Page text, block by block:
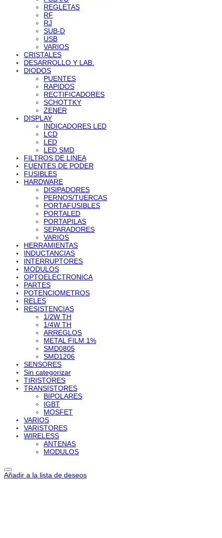
REGLETAS
RF
RJ
SUB-D
USB
VARIOS
CRISTALES
DESARROLLO Y LAB.
DIODOS
PUENTES
RAPIDOS
RECTIFICADORES
SCHOTTKY
ZENER
DISPLAY
INDICADORES LED
LCD
LED
LED SMD
FILTROS DE LINEA
FUENTES DE PODER
FUSIBLES
HARDWARE
DISIPADORES
PERNOS/TUERCAS
PORTAFUSIBLES
PORTALED
PORTAPILAS
SEPARADORES
VARIOS
HERRAMIENTAS
INDUCTANCIAS
INTERRUPTORES
MODULOS
OPTOELECTRONICA
PARTES
POTENCIOMETROS
RELES
RESISTENCIAS
1/2W TH
1/4W TH
ARREGLOS
METAL FILM 1%
SMD0805
SMD1206
SENSORES
Sin categorizar
TIRISTORES
TRANSISTORES
BIPOLARES
IGBT
MOSFET
VARIOS
VARISTORES
WIRELESS
ANTENAS
MODULOS
Añadir a la lista de deseos